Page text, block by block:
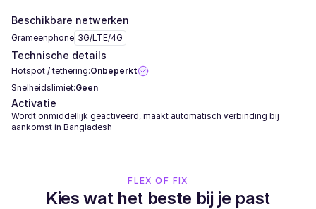
Beschikbare netwerken
Grameenphone 3G/LTE/4G
Technische details
Hotspot / tethering:Onbeperkt
Snelheidslimiet:Geen
Activatie
Wordt onmiddellijk geactiveerd, maakt automatisch verbinding bij
aankomst in Bangladesh
FLEX OF FIX
Kies wat het beste bij je past